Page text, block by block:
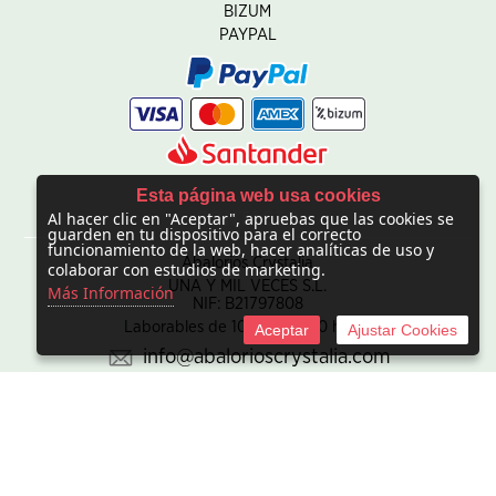
BIZUM
PAYPAL
CONTACTO
Abalorios Crystalia
UNA Y MIL VECES S.L.
NIF: B21797808
Laborables de 10:00 - 20:00 horas
info@abalorioscrystalia.com
Esta página web usa cookies
Al hacer clic en "Aceptar", apruebas que las cookies se
guarden en tu dispositivo para el correcto
funcionamiento de la web, hacer analíticas de uso y
colaborar con estudios de marketing.
Más Información
Aceptar Ajustar Cookies